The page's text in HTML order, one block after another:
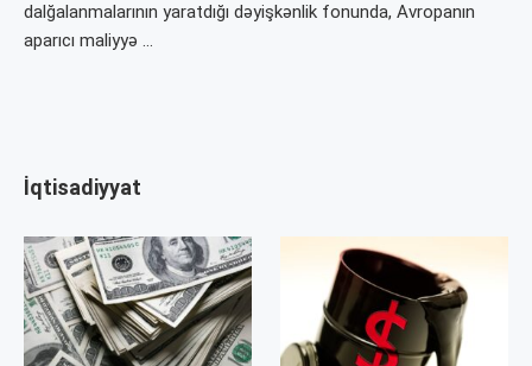
dalğalanmalarının yaratdığı dəyişkənlik fonunda, Avropanın
aparıcı maliyyə …
İqtisadiyyat